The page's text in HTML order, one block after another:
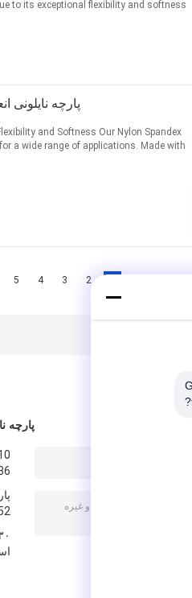
پارچه
and Softness Our Nylon Spandex
a wide range of applications. Made with ...
2
3
4
5
پارچه